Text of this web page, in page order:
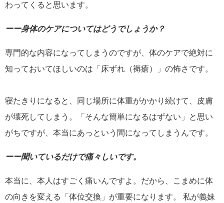
わってくると思います。
ーー身体のケアについてはどうでしょうか？
専門的な内容になってしまうのですが、体のケアで絶対に
知っておいてほしいのは「床ずれ（褥瘡）」の怖さです。
寝たきりになると、同じ場所に体重がかかり続けて、皮膚
が壊死してしまう。「そんな簡単になるはずない」と思い
がちですが、本当にあっという間になってしまうんです。
ーー聞いているだけで痛々しいです。
本当に、本人はすごく痛いんですよ。だから、こまめに体
の向きを変える「体位交換」が重要になります。 私が義妹